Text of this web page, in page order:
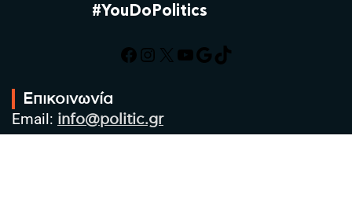
#YouDoPolitics
Facebook
Instagram
X YouTube
Google
TikTok
Επικοινωνία
Email: info@politic.gr
Τηλ: